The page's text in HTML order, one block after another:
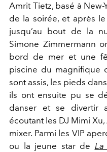
Amrit Tietz, basé à
de la soirée, et après
jusqu’au bout de la
Simone Zimmermann
bord de mer et une
piscine du magnifique
sont assis, les pieds
ils ont ensuite pu se
danser et se divertir
écoutant les DJ Mimi
mixer. Parmi les VIP
ou la jeune star de